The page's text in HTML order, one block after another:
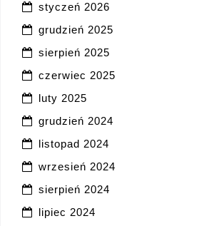
styczeń 2026
grudzień 2025
sierpień 2025
czerwiec 2025
luty 2025
grudzień 2024
listopad 2024
wrzesień 2024
sierpień 2024
lipiec 2024